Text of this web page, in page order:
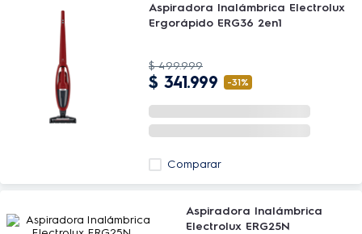
Aspiradora Inalámbrica Electrolux
Ergorápido ERG36 2en1
$ 499.999
$ 341.999 -31%
Comparar
Aspiradora Inalámbrica
Electrolux ERG25N